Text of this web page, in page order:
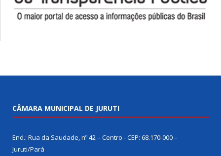
CÂMARA MUNICIPAL DE JURUTI
End.: Rua da Saudade, nº 42 – Centro - CEP: 68.170-000 –
Juruti/Pará